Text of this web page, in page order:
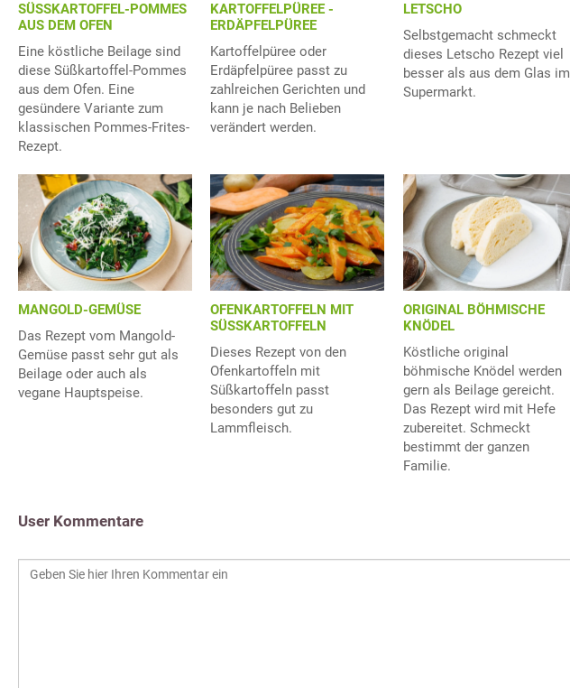
SÜSSKARTOFFEL-POMMES
AUS DEM OFEN
Eine köstliche Beilage sind
diese Süßkartoffel-Pommes
aus dem Ofen. Eine
gesündere Variante zum
klassischen Pommes-Frites-
Rezept.
KARTOFFELPÜREE -
ERDÄPFELPÜREE
Kartoffelpüree oder
Erdäpfelpüree passt zu
zahlreichen Gerichten und
kann je nach Belieben
verändert werden.
LETSCHO
Selbstgemacht schmeckt
dieses Letscho Rezept viel
besser als aus dem Glas im
Supermarkt.
MANGOLD-GEMÜSE
Das Rezept vom Mangold-
Gemüse passt sehr gut als
Beilage oder auch als
vegane Hauptspeise.
OFENKARTOFFELN MIT
SÜSSKARTOFFELN
Dieses Rezept von den
Ofenkartoffeln mit
Süßkartoffeln passt
besonders gut zu
Lammfleisch.
ORIGINAL BÖHMISCHE
KNÖDEL
Köstliche original
böhmische Knödel werden
gern als Beilage gereicht.
Das Rezept wird mit Hefe
zubereitet. Schmeckt
bestimmt der ganzen
Familie.
User Kommentare